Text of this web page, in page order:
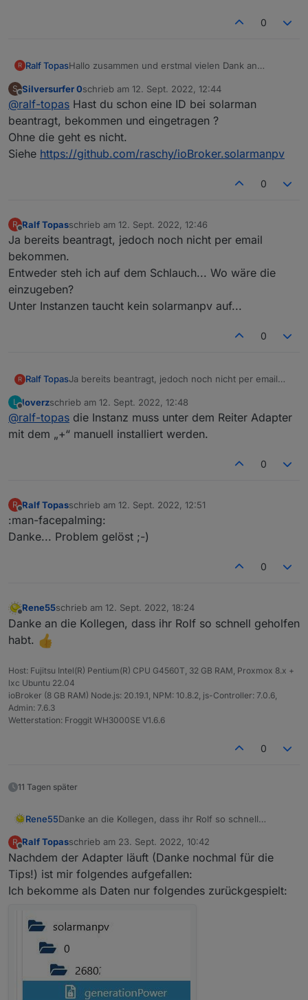
0
R Ralf TopasHallo zusammen und erstmal vielen Dank an
Ich hab bei/nach der installation ein kleines Problem:
Die Installation läuft ohne Fehlermeldung druch.
Unter Adapter (roter Stern) finde ich den Adapter in
der aktuellen Version 0.1.3
Unter Objekte steht ein leerer solarmanpv Ordner
ohne Unterordner.
steht kein solarmanpv... Ergo kann ich auch die ID &
Vielen Dank fürs Feedback!
S
Offline
Silversurfer 0schrieb am 12. Sept. 2022, 12:44
zuletzt editiert von
@ralf-topas Hast du schon eine ID bei solarman
beantragt, bekommen und eingetragen ?
Ohne die geht es nicht.
Siehe https://github.com/raschy/ioBroker.solarmanpv
0
R
Offline
Ralf Topasschrieb am 12. Sept. 2022, 12:46
zuletzt editiert von
Ja bereits beantragt, jedoch noch nicht per email
bekommen.
Entweder steh ich auf dem Schlauch... Wo wäre die
einzugeben?
Unter Instanzen taucht kein solarmanpv auf...
0
R Ralf TopasJa bereits beantragt, jedoch noch nicht per email
Entweder steh ich auf dem Schlauch... Wo wäre die
einzugeben?
Unter Instanzen taucht kein solarmanpv auf...
L
Offline
loverzschrieb am 12. Sept. 2022, 12:48
zuletzt editiert von
@ralf-topas die Instanz muss unter dem Reiter Adapter
mit dem „+“ manuell installiert werden.
0
R
Offline
Ralf Topasschrieb am 12. Sept. 2022, 12:51
zuletzt editiert von
:man-facepalming:
Danke... Problem gelöst ;-)
0
Offline
Rene55schrieb am 12. Sept. 2022, 18:24
zuletzt editiert von
Danke an die Kollegen, dass ihr Rolf so schnell geholfen
habt.
Host: Fujitsu Intel(R) Pentium(R) CPU G4560T, 32 GB RAM, Proxmox 8.x +
lxc Ubuntu 22.04
ioBroker (8 GB RAM) Node.js: 20.19.1, NPM: 10.8.2, js-Controller: 7.0.6,
Admin: 7.6.3
Wetterstation: Froggit WH3000SE V1.6.6
0
11 Tagen später
Rene55Danke an die Kollegen, dass ihr Rolf so schnell
R
Offline
Ralf Topasschrieb am 23. Sept. 2022, 10:42
zuletzt editiert von
Nachdem der Adapter läuft (Danke nochmal für die
Tips!) ist mir folgendes aufgefallen:
Ich bekomme als Daten nur folgendes zurückgespielt: